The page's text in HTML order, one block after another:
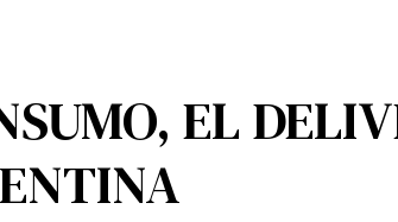
EL